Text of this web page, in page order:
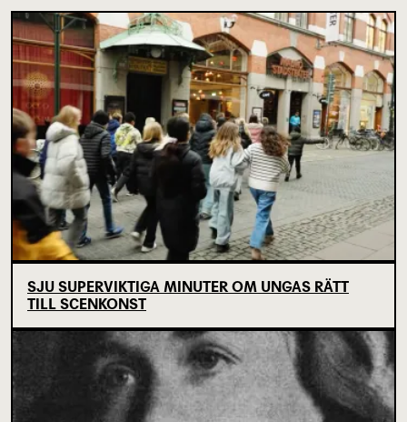
SJU SUPERVIKTIGA MINUTER OM UNGAS RÄTT
TILL SCENKONST